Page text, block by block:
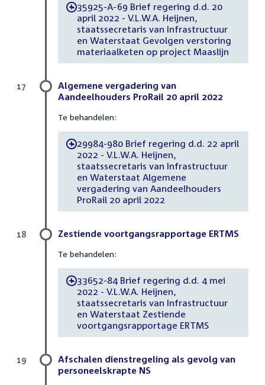
-35925-A-69 Brief regering d.d. 20
april 2022 - V.L.W.A. Heijnen,
staatssecretaris van Infrastructuur
en Waterstaat Gevolgen verstoring
materiaalketen op project Maaslijn
Algemene vergadering van
Aandeelhouders ProRail 20 april 2022
Te behandelen:
-29984-980 Brief regering d.d. 22 april
2022 - V.L.W.A. Heijnen,
staatssecretaris van Infrastructuur
en Waterstaat Algemene
vergadering van Aandeelhouders
ProRail 20 april 2022
17
Zestiende voortgangsrapportage ERTMS
Te behandelen:
-33652-84 Brief regering d.d. 4 mei
2022 - V.L.W.A. Heijnen,
staatssecretaris van Infrastructuur
en Waterstaat Zestiende
voortgangsrapportage ERTMS
18
Afschalen dienstregeling als gevolg van
personeelskrapte NS
19